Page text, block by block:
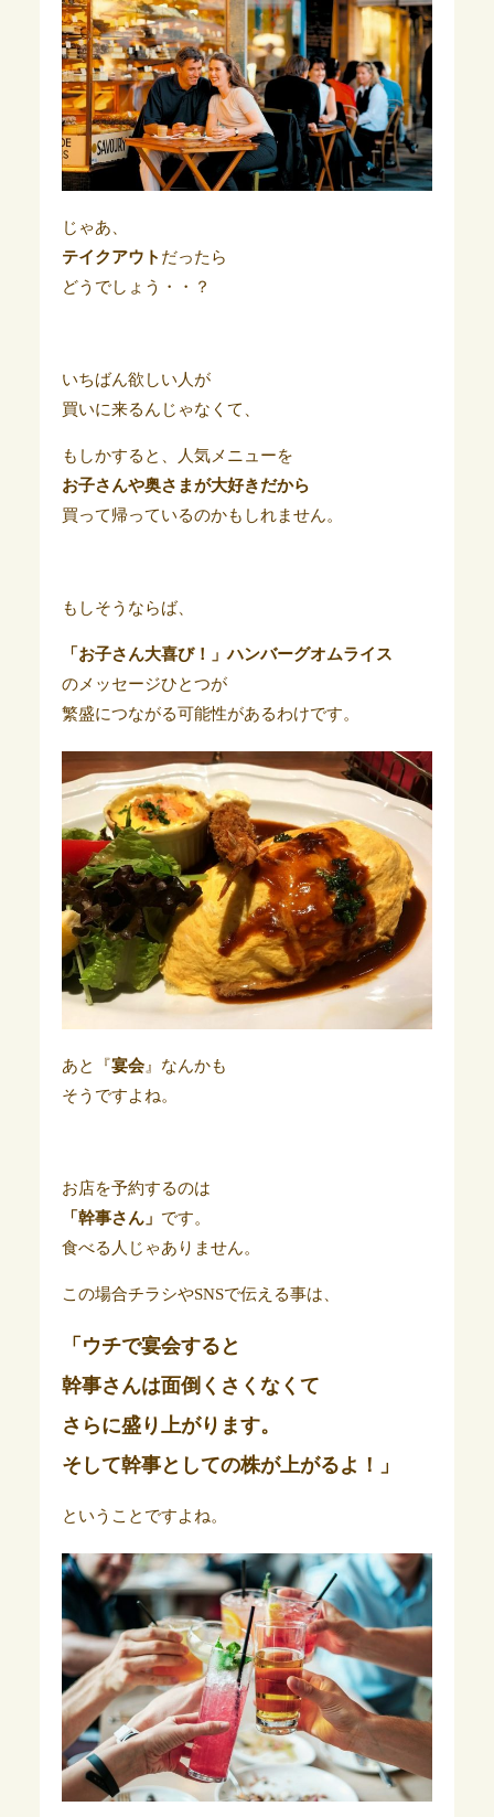
じゃあ、
テイクアウト だったら
どうでしょう・・？
いちばん欲しい人が
買いに来るんじゃなくて、
もしかすると、人気メニューを
お子さんや奥さまが大好きだから
買って帰っているのかもしれません。
もしそうならば、
「お子さん大喜び！」ハンバーグオムライス
のメッセージひとつが
繁盛につながる可能性があるわけです。
あと『宴会』なんかも
そうですよね。
お店を予約するのは
「幹事さん」 です。
食べる人じゃありません。
この場合チラシやSNSで伝える事は、
「ウチで宴会すると
幹事さんは面倒くさくなくて
さらに盛り上がります。
そして幹事としての株が上がるよ！」
ということですよね。